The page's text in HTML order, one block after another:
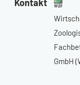
Kontakt
GmbH